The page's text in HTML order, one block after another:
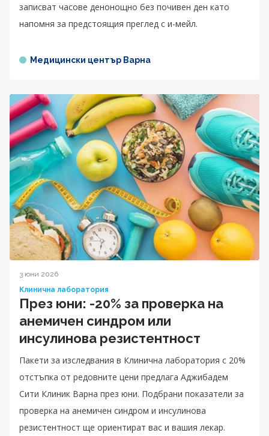
записват часове денонощно без почивен ден като
напомня за предстоящия преглед с и-мейл.
Медицински център Варна
3 юни 2026
Клинична лаборатория
През юни: -20% за проверка на
анемичен синдром или
инсулинова резистентност
Пакети за изследвания в Клинична лаборатория с 20%
отстъпка от редовните цени предлага Аджибадем
Сити Клиник Варна през юни. Подбрани показатели за
проверка на анемичен синдром и инсулинова
резистентност ще ориентират вас и вашия лекар.